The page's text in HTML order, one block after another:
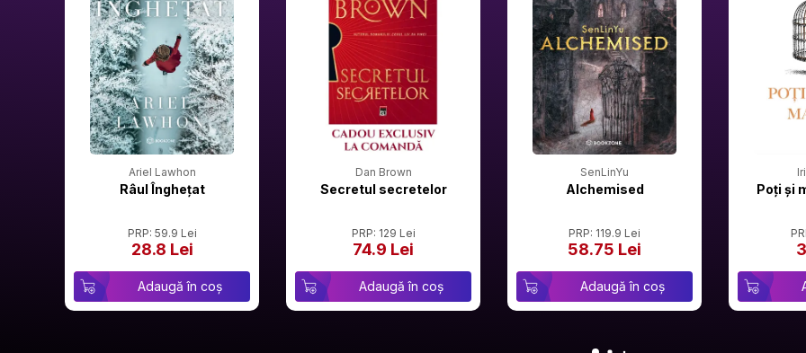
Ariel Lawhon
Râul Înghețat
PRP: 59.9 Lei
28.8 Lei
Adaugă în coș
Dan Brown
Secretul secretelor
PRP: 129 Lei
74.9 Lei
Adaugă în coș
SenLinYu
Alchemised
PRP: 119.9 Lei
58.75 Lei
Adaugă în coș
Poți și